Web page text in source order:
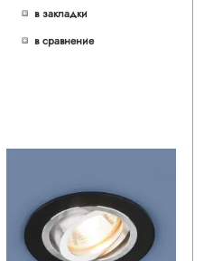
в закладки
в сравнение